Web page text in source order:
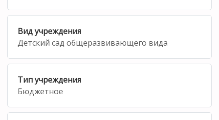
Вид учреждения
Детский сад общеразвивающего вида
Тип учреждения
Бюджетное